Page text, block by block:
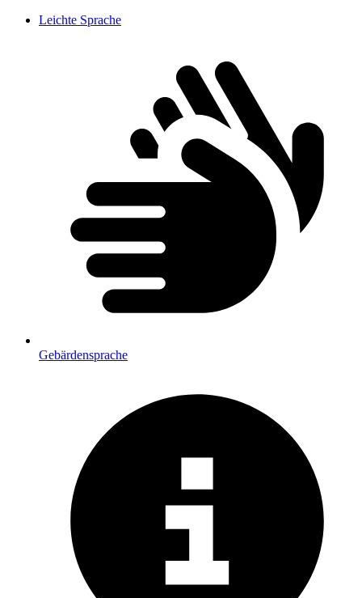
Leichte Sprache
Gebärdensprache